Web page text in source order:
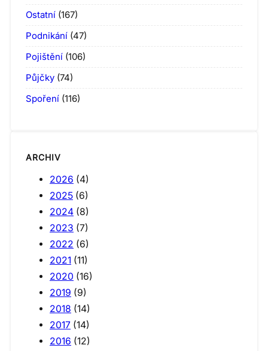
Ostatní (167)
Podnikání (47)
Pojištění (106)
Půjčky (74)
Spoření (116)
ARCHIV
2026 (4)
2025 (6)
2024 (8)
2023 (7)
2022 (6)
2021 (11)
2020 (16)
2019 (9)
2018 (14)
2017 (14)
2016 (12)